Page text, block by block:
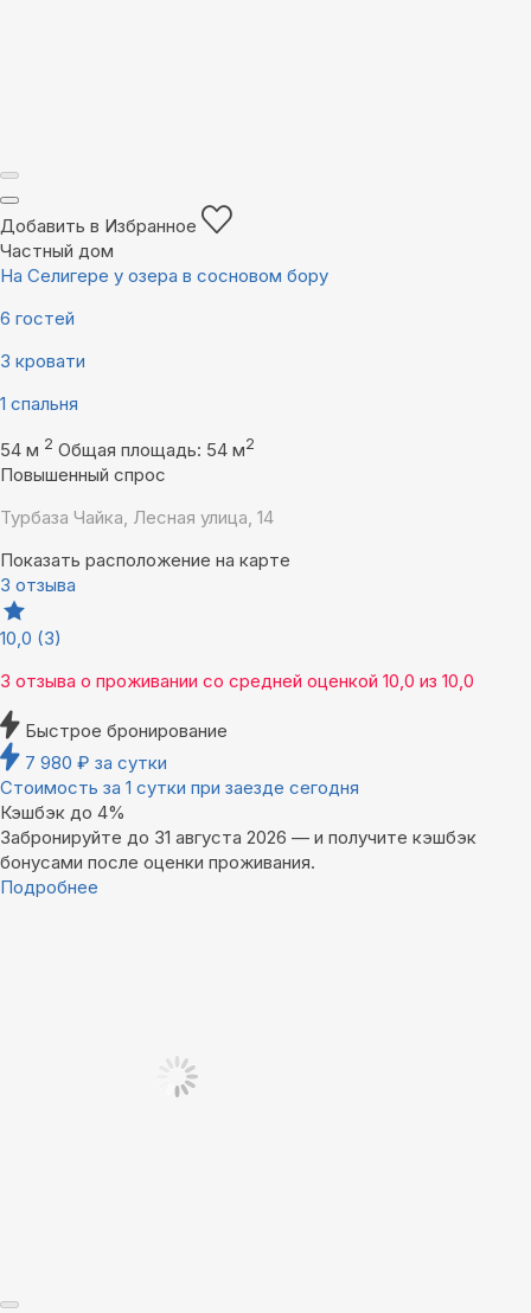
Добавить в Избранное
Частный дом
На Селигере у озера в сосновом бору
6 гостей
3 кровати
1 спальня
54 м 2 Общая площадь: 54 м2
Повышенный спрос
Турбаза Чайка, Лесная улица, 14
Показать расположение на карте
3 отзыва
10,0 (3)
3 отзыва о проживании со средней оценкой 10,0 из 10,0
Быстрое бронирование
7 980 ₽ за сутки
Стоимость за 1 сутки при заезде сегодня
Кэшбэк до 4%
Забронируйте до 31 августа 2026 — и получите кэшбэк
бонусами после оценки проживания.
Подробнее